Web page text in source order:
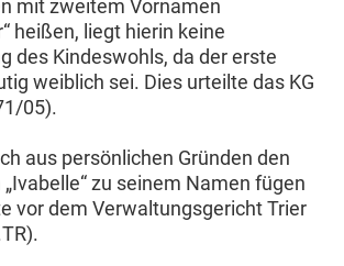
mit zweitem Vornamen
heißen, liegt hierin keine
des Kindeswohls, da der erste
weiblich sei. Dies urteilte das KG
05).
aus persönlichen Gründen den
zu seinem Namen fügen
vor dem Verwaltungsgericht Trier